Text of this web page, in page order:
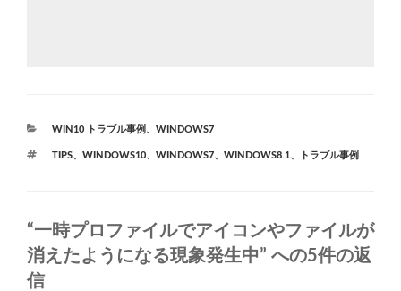
カ
ゴ
WIN10 トラブル事例 、 WINDOWS7
タ
TIPS、 WINDOWS10、 WINDOWS7、 WINDOWS8.1、 トラブル事例
“一時プロファイルでアイコンやファイルが
消えたようになる現象発生中” への5件の返
信